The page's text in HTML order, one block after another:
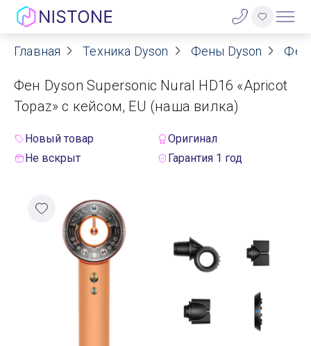
Акции
О нас
Договор оферты
Реквизиты
Контакты
Гарантия
Главная Техника Dyson Фены Dyson Фен
Фен Dyson Supersonic Nural HD16 «Apricot
Topaz» с кейсом, EU (наша вилка)
Новый товар
Оригинал
Не вскрыт
Гарантия 1 год